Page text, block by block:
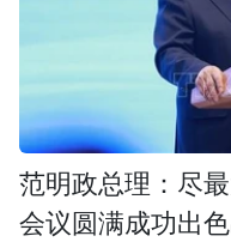
范明政总理：尽
会议圆满成功出